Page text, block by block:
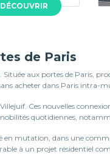
DÉCOUVRIR
de Paris
aux portes de Paris,
acheter dans Paris intra-
Ces nouvelles
quotidiennes,
en mutation, dans une
à un projet résidentiel